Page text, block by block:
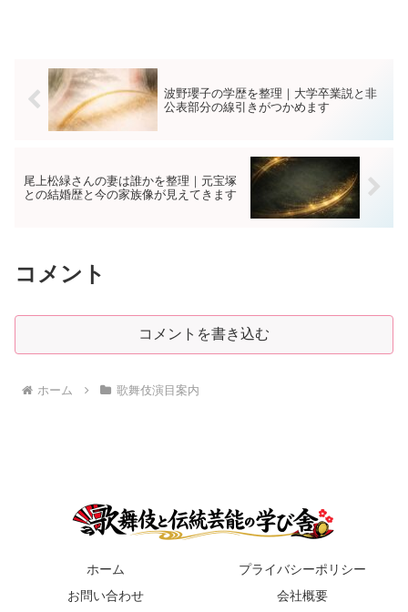
波野瓔子の学歴を整理｜大学卒業説と非
公表部分の線引きがつかめます
尾上松緑さんの妻は誰かを整理｜元宝塚
との結婚歴と今の家族像が見えてきます
コメント
コメントを書き込む
ホーム 歌舞伎演目案内
ホーム
プライバシーポリシー
お問い合わせ
会社概要